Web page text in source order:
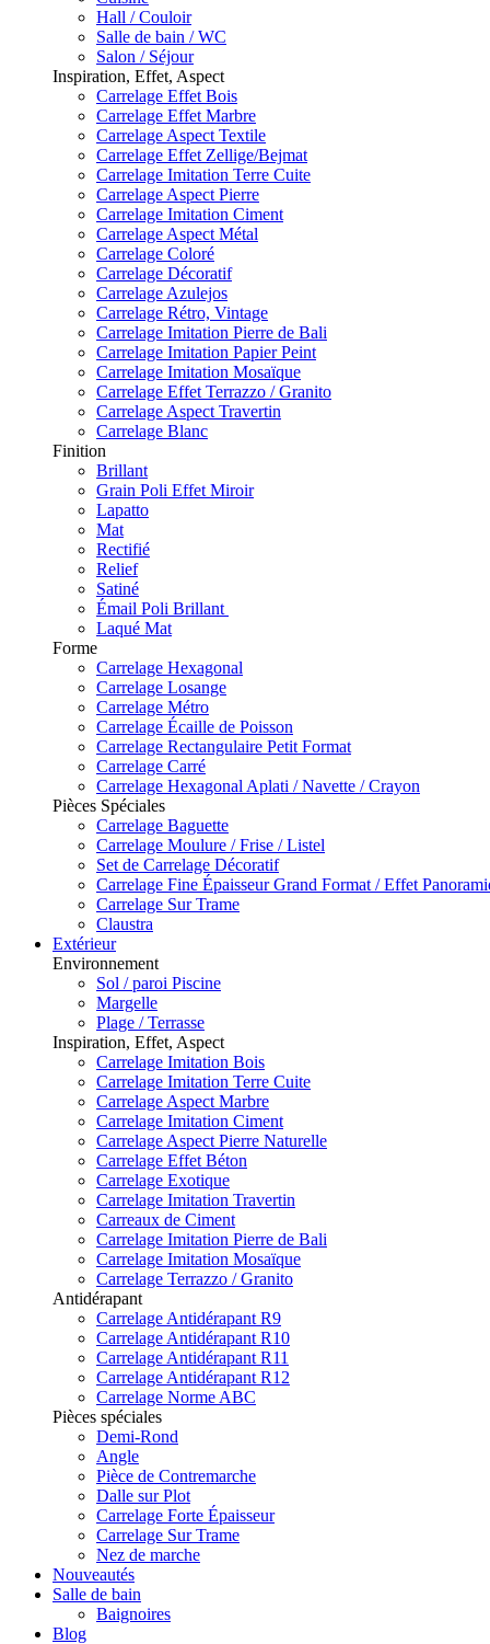
Hall / Couloir
Salle de bain / WC
Salon / Séjour
Inspiration, Effet, Aspect
Carrelage Effet Bois
Carrelage Effet Marbre
Carrelage Aspect Textile
Carrelage Effet Zellige/Bejmat
Carrelage Imitation Terre Cuite
Carrelage Aspect Pierre
Carrelage Imitation Ciment
Carrelage Aspect Métal
Carrelage Coloré
Carrelage Décoratif
Carrelage Azulejos
Carrelage Rétro, Vintage
Carrelage Imitation Pierre de Bali
Carrelage Imitation Papier Peint
Carrelage Imitation Mosaïque
Carrelage Effet Terrazzo / Granito
Carrelage Aspect Travertin
Carrelage Blanc
Finition
Brillant
Grain Poli Effet Miroir
Lapatto
Mat
Rectifié
Relief
Satiné
Émail Poli Brillant
Laqué Mat
Forme
Carrelage Hexagonal
Carrelage Losange
Carrelage Métro
Carrelage Écaille de Poisson
Carrelage Rectangulaire Petit Format
Carrelage Carré
Carrelage Hexagonal Aplati / Navette / Crayon
Pièces Spéciales
Carrelage Baguette
Carrelage Moulure / Frise / Listel
Set de Carrelage Décoratif
Carrelage Fine Épaisseur Grand Format / Effet
Carrelage Sur Trame
Claustra
Extérieur
Environnement
Sol / paroi Piscine
Margelle
Plage / Terrasse
Inspiration, Effet, Aspect
Carrelage Imitation Bois
Carrelage Imitation Terre Cuite
Carrelage Aspect Marbre
Carrelage Imitation Ciment
Carrelage Aspect Pierre Naturelle
Carrelage Effet Béton
Carrelage Exotique
Carrelage Imitation Travertin
Carreaux de Ciment
Carrelage Imitation Pierre de Bali
Carrelage Imitation Mosaïque
Carrelage Terrazzo / Granito
Antidérapant
Carrelage Antidérapant R9
Carrelage Antidérapant R10
Carrelage Antidérapant R11
Carrelage Antidérapant R12
Carrelage Norme ABC
Pièces spéciales
Demi-Rond
Angle
Pièce de Contremarche
Dalle sur Plot
Carrelage Forte Épaisseur
Carrelage Sur Trame
Nez de marche
Nouveautés
Salle de bain
Baignoires
Blog